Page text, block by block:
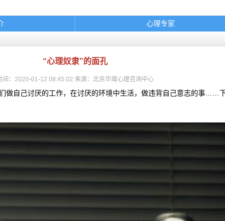
心理专家
底部图片
“心理奴隶”的面孔
间：2020-01-12 08:45:02 来源：北京华璨心理咨询中心
做自己讨厌的工作，在讨厌的环境中生活，做违背自己意志的事……